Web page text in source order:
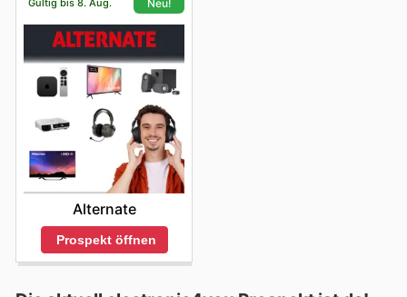
Gültig bis 8. Aug. Neu!
Alternate
Prospekt öffnen